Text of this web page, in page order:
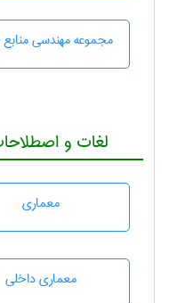
مجموعه مهندسی
لغات و
معماری
معماری داخلی